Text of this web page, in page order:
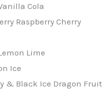
Cola
Raspberry Cherry
Lime
Ice
& Black Ice Dragon